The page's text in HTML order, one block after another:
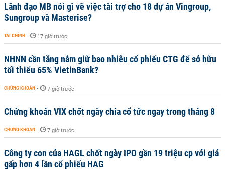
Lãnh đạo MB nói gì về việc tài trợ cho 18 dự án Vingroup,
Sungroup và Masterise?
TÀI CHÍNH - 17 giờ trước
NHNN cần tăng nắm giữ bao nhiêu cổ phiếu CTG để sở hữu
tối thiểu 65% VietinBank?
CHỨNG KHOÁN - 7 giờ trước
Chứng khoán VIX chốt ngày chia cổ tức ngay trong tháng 8
CHỨNG KHOÁN - 7 giờ trước
Công ty con của HAGL chốt ngày IPO gần 19 triệu cp với giá
gấp hơn 4 lần cổ phiếu HAG